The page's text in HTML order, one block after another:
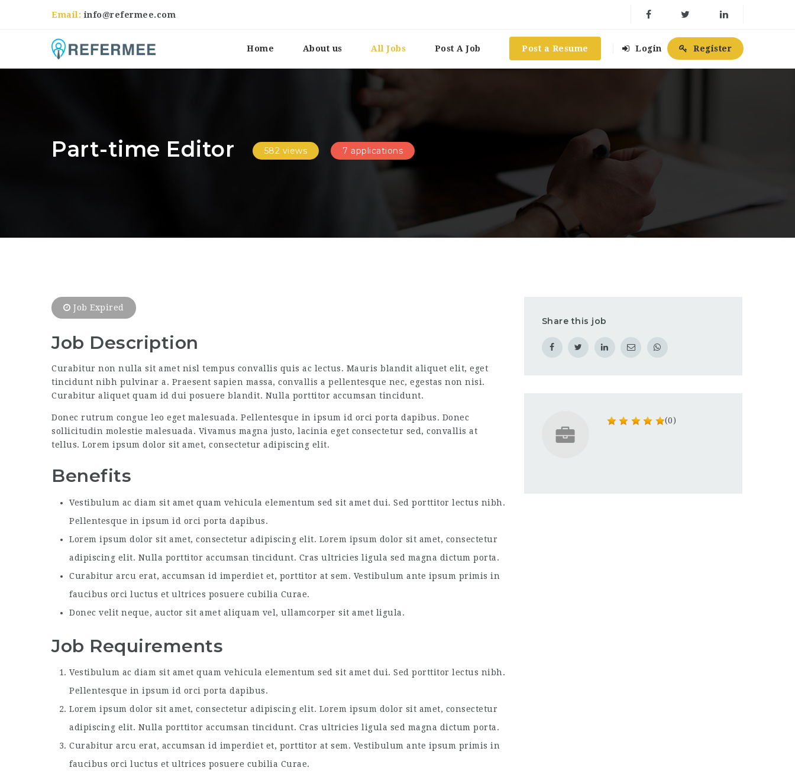
Email:info@refermee.com
Home About us All Jobs Post A Job Post a Resume Login Register
Part-time Editor 582 views 7 applications
Job Expired
Job Description
Curabitur non nulla sit amet nisl tempus convallis quis ac lectus. Mauris blandit aliquet elit, eget
tincidunt nibh pulvinar a. Praesent sapien massa, convallis a pellentesque nec, egestas non nisi.
Curabitur aliquet quam id dui posuere blandit. Nulla porttitor accumsan tincidunt.
Donec rutrum congue leo eget malesuada. Pellentesque in ipsum id orci porta dapibus. Donec
sollicitudin molestie malesuada. Vivamus magna justo, lacinia eget consectetur sed, convallis at
tellus. Lorem ipsum dolor sit amet, consectetur adipiscing elit.
Benefits
Vestibulum ac diam sit amet quam vehicula elementum sed sit amet dui. Sed porttitor lectus nibh.
Pellentesque in ipsum id orci porta dapibus.
Lorem ipsum dolor sit amet, consectetur adipiscing elit. Lorem ipsum dolor sit amet, consectetur
adipiscing elit. Nulla porttitor accumsan tincidunt. Cras ultricies ligula sed magna dictum porta.
Curabitur arcu erat, accumsan id imperdiet et, porttitor at sem. Vestibulum ante ipsum primis in
faucibus orci luctus et ultrices posuere cubilia Curae.
Donec velit neque, auctor sit amet aliquam vel, ullamcorper sit amet ligula.
Job Requirements
Vestibulum ac diam sit amet quam vehicula elementum sed sit amet dui. Sed porttitor lectus nibh.
Pellentesque in ipsum id orci porta dapibus.
Lorem ipsum dolor sit amet, consectetur adipiscing elit. Lorem ipsum dolor sit amet, consectetur
adipiscing elit. Nulla porttitor accumsan tincidunt. Cras ultricies ligula sed magna dictum porta.
Curabitur arcu erat, accumsan id imperdiet et, porttitor at sem. Vestibulum ante ipsum primis in
faucibus orci luctus et ultrices posuere cubilia Curae.
Share this job
(0)